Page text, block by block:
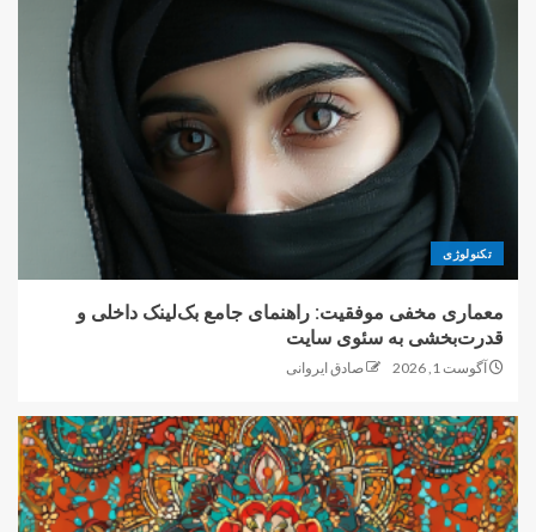
تکنولوژی
معماری مخفی موفقیت: راهنمای جامع بک‌لینک داخلی و
قدرت‌بخشی به سئوی سایت
آگوست 1, 2026 صادق ایروانی